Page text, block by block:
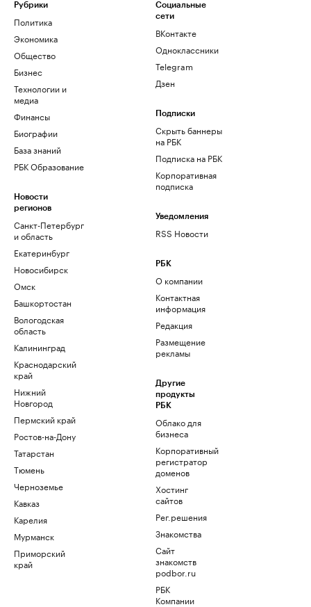
Рубрики
Политика
Экономика
Общество
Бизнес
Технологии и
медиа
Финансы
Биографии
База знаний
РБК Образование
Новости
регионов
Санкт-Петербург
и область
Екатеринбург
Новосибирск
Омск
Башкортостан
Вологодская
область
Калининград
Краснодарский
край
Нижний
Новгород
Пермский край
Ростов-на-Дону
Татарстан
Тюмень
Черноземье
Кавказ
Карелия
Мурманск
Приморский
край
Социальные
сети
ВКонтакте
Одноклассники
Telegram
Дзен
Подписки
Скрыть баннеры
на РБК
Подписка на РБК
Корпоративная
подписка
Уведомления
RSS Новости
РБК
О компании
Контактная
информация
Редакция
Размещение
рекламы
Другие
продукты
РБК
Облако для
бизнеса
Корпоративный
регистратор
доменов
Хостинг
сайтов
Рег.решения
Знакомства
Сайт
знакомств
podbor.ru
РБК
Компании